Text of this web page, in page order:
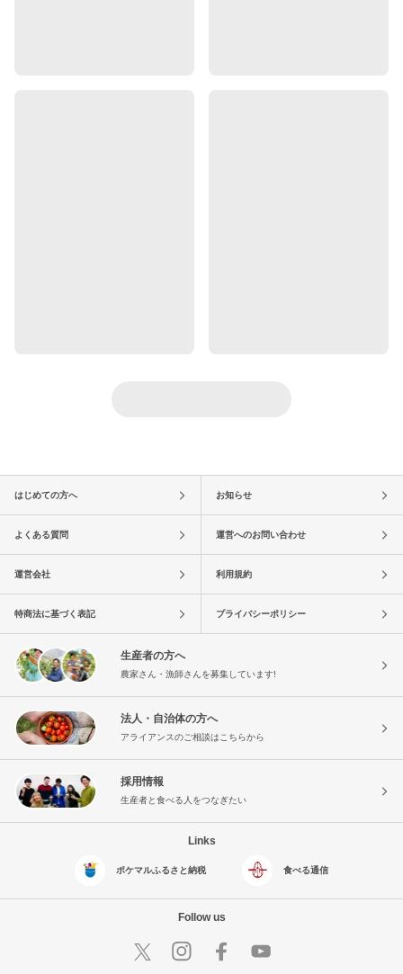
はじめての方へ お知らせ
よくある質問 運営へのお問い合わせ
運営会社 利用規約
特商法に基づく表記 プライバシーポリシー
生産者の方へ
農家さん・漁師さんを募集しています!
法人・自治体の方へ
アライアンスのご相談はこちらから
採用情報
生産者と食べる人をつなぎたい
Links
ポケマルふるさと納税 食べる通信
Follow us